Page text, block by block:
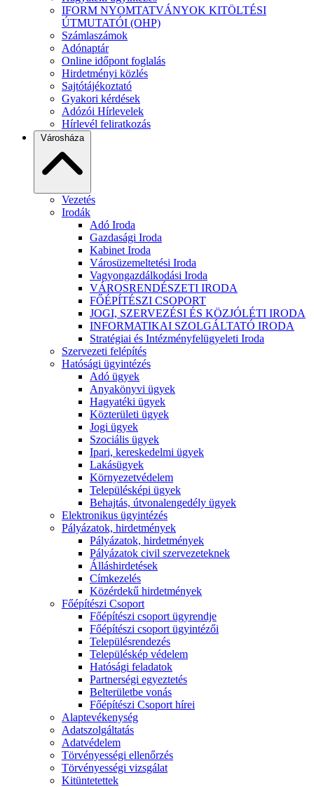
IFORM NYOMTATVÁNYOK KITÖLTÉSI
ÚTMUTATÓI (OHP)
Számlaszámok
Adónaptár
Online időpont foglalás
Hirdetményi közlés
Sajtótájékoztató
Gyakori kérdések
Adózói Hírlevelek
Hírlevél feliratkozás
Városháza
Vezetés
Irodák
Adó Iroda
Gazdasági Iroda
Kabinet Iroda
Városüzemeltetési Iroda
Vagyongazdálkodási Iroda
VÁROSRENDÉSZETI IRODA
FŐÉPÍTÉSZI CSOPORT
JOGI, SZERVEZÉSI ÉS KÖZJÓLÉTI IRODA
INFORMATIKAI SZOLGÁLTATÓ IRODA
Stratégiai és Intézményfelügyeleti Iroda
Szervezeti felépítés
Hatósági ügyintézés
Adó ügyek
Anyakönyvi ügyek
Hagyatéki ügyek
Közterületi ügyek
Jogi ügyek
Szociális ügyek
Ipari, kereskedelmi ügyek
Lakásügyek
Környezetvédelem
Településképi ügyek
Behajtás, útvonalengedély ügyek
Elektronikus ügyintézés
Pályázatok, hirdetmények
Pályázatok, hirdetmények
Pályázatok civil szervezeteknek
Álláshirdetések
Címkezelés
Közérdekű hirdetmények
Főépítészi Csoport
Főépítészi csoport ügyrendje
Főépítészi csoport ügyintézői
Településrendezés
Településkép védelem
Hatósági feladatok
Partnerségi egyeztetés
Belterületbe vonás
Főépítészi Csoport hírei
Alaptevékenység
Adatszolgáltatás
Adatvédelem
Törvényességi ellenőrzés
Törvényességi vizsgálat
Kitüntetettek